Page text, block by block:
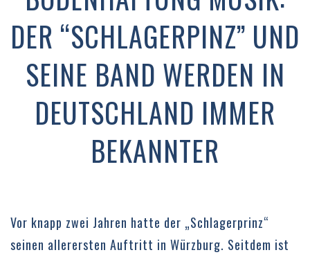
DER “SCHLAGERPINZ” UND
SEINE BAND WERDEN IN
DEUTSCHLAND IMMER
BEKANNTER
Vor knapp zwei Jahren hatte der „Schlagerprinz“
seinen allerersten Auftritt in Würzburg. Seitdem ist